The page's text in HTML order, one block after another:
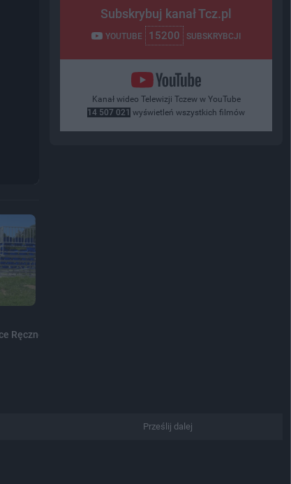
Ręcznej Plażowej...
Subskrybuj kanał Tcz.pl
YOUTUBE 15200 SUBSKRYBCJI
Kanał wideo Telewizji Tczew w YouTube
14 507 021 wyświetleń wszystkich filmów
Prześlij dalej